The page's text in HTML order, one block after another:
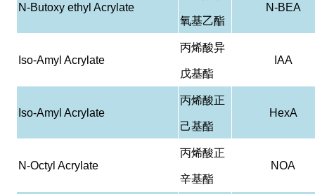
N-Butoxy ethyl Acrylate
氧基乙酯
N-BEA
Iso-Amyl Acrylate
丙烯酸异
戊基酯
IAA
Iso-Amyl Acrylate
丙烯酸正
己基酯
HexA
N-Octyl Acrylate
丙烯酸正
辛基酯
NOA